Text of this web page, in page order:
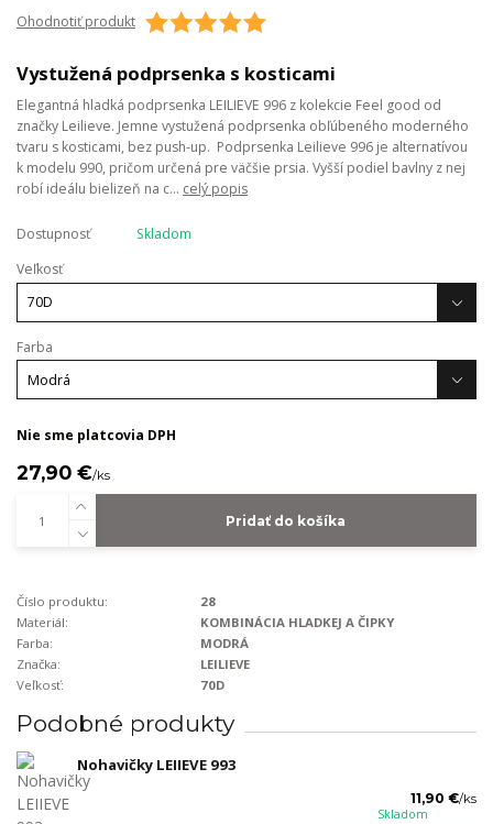
Ohodnotiť produkt
Vystužená podprsenka s kosticami
Elegantná hladká podprsenka LEILIEVE 996 z kolekcie Feel good od
značky Leilieve. Jemne vystužená podprsenka obľúbeného moderného
tvaru s kosticami, bez push-up. Podprsenka Leilieve 996 je alternatívou
k modelu 990, pričom určená pre väčšie prsia. Vyšší podiel bavlny z nej
robí ideálu bielizeň na c... celý popis
Dostupnosť
Skladom
Veľkosť
Farba
Nie sme platcovia DPH
27,90 €/ks
Pridať do košíka
Číslo produktu:
28
Materiál:
KOMBINÁCIA HLADKEJ A ČIPKY
Farba:
MODRÁ
Značka:
LEILIEVE
Veľkosť:
70D
Podobné produkty
Nohavičky LEIIEVE 993
11,90 €/ks
Skladom